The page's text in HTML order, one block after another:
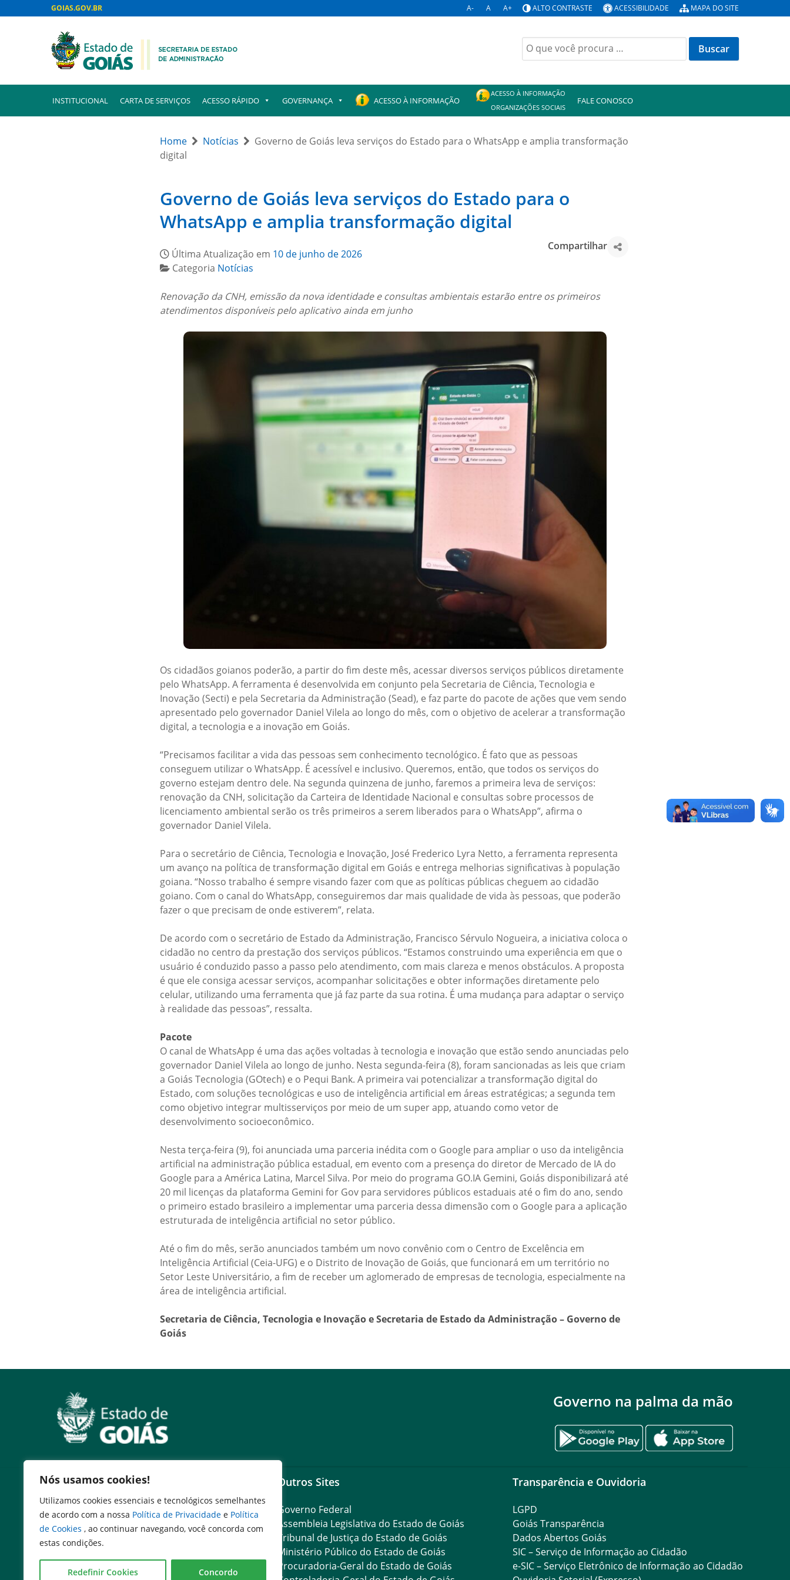
Nós usamos cookies!
Utilizamos cookies essenciais e tecnológicos semelhantes
de acordo com a nossa Política de Privacidade e Política
de Cookies , ao continuar navegando, você concorda com
estas condições.
Redefinir Cookies Concordo
GOIAS.GOV.BR A- A A+ ALTO CONTRASTE ACESSIBILIDADE MAPA DO SITE
Buscar
por:
INSTITUCIONAL CARTA DE SERVIÇOS ACESSO RÁPIDO GOVERNANÇA ACESSO À INFORMAÇÃO
ACESSO À INFORMAÇÃO
ORGANIZAÇÕES SOCIAIS
FALE CONOSCO
Home Notícias
Governo de Goiás leva serviços do Estado para o WhatsApp e amplia transformação
digital
Governo de Goiás leva serviços do Estado para o
WhatsApp e amplia transformação digital
Última Atualização em 10 de junho de 2026
Categoria Notícias
Renovação da CNH, emissão da nova identidade e consultas ambientais estarão entre os primeiros
atendimentos disponíveis pelo aplicativo ainda em junho
Os cidadãos goianos poderão, a partir do fim deste mês, acessar diversos serviços públicos diretamente
pelo WhatsApp. A ferramenta é desenvolvida em conjunto pela Secretaria de Ciência, Tecnologia e
Inovação (Secti) e pela Secretaria da Administração (Sead), e faz parte do pacote de ações que vem sendo
apresentado pelo governador Daniel Vilela ao longo do mês, com o objetivo de acelerar a transformação
digital, a tecnologia e a inovação em Goiás.
“Precisamos facilitar a vida das pessoas sem conhecimento tecnológico. É fato que as pessoas
conseguem utilizar o WhatsApp. É acessível e inclusivo. Queremos, então, que todos os serviços do
governo estejam dentro dele. Na segunda quinzena de junho, faremos a primeira leva de serviços:
renovação da CNH, solicitação da Carteira de Identidade Nacional e consultas sobre processos de
licenciamento ambiental serão os três primeiros a serem liberados para o WhatsApp”, afirma o
governador Daniel Vilela.
Para o secretário de Ciência, Tecnologia e Inovação, José Frederico Lyra Netto, a ferramenta representa
um avanço na política de transformação digital em Goiás e entrega melhorias significativas à população
goiana. “Nosso trabalho é sempre visando fazer com que as políticas públicas cheguem ao cidadão
goiano. Com o canal do WhatsApp, conseguiremos dar mais qualidade de vida às pessoas, que poderão
fazer o que precisam de onde estiverem”, relata.
De acordo com o secretário de Estado da Administração, Francisco Sérvulo Nogueira, a iniciativa coloca o
cidadão no centro da prestação dos serviços públicos. “Estamos construindo uma experiência em que o
usuário é conduzido passo a passo pelo atendimento, com mais clareza e menos obstáculos. A proposta
é que ele consiga acessar serviços, acompanhar solicitações e obter informações diretamente pelo
celular, utilizando uma ferramenta que já faz parte da sua rotina. É uma mudança para adaptar o serviço
à realidade das pessoas”, ressalta.
Pacote
O canal de WhatsApp é uma das ações voltadas à tecnologia e inovação que estão sendo anunciadas pelo
governador Daniel Vilela ao longo de junho. Nesta segunda-feira (8), foram sancionadas as leis que criam
a Goiás Tecnologia (GOtech) e o Pequi Bank. A primeira vai potencializar a transformação digital do
Estado, com soluções tecnológicas e uso de inteligência artificial em áreas estratégicas; a segunda tem
como objetivo integrar multisserviços por meio de um super app, atuando como vetor de
desenvolvimento socioeconômico.
Nesta terça-feira (9), foi anunciada uma parceria inédita com o Google para ampliar o uso da inteligência
artificial na administração pública estadual, em evento com a presença do diretor de Mercado de IA do
Google para a América Latina, Marcel Silva. Por meio do programa GO.IA Gemini, Goiás disponibilizará até
20 mil licenças da plataforma Gemini for Gov para servidores públicos estaduais até o fim do ano, sendo
o primeiro estado brasileiro a implementar uma parceria dessa dimensão com o Google para a aplicação
estruturada de inteligência artificial no setor público.
Até o fim do mês, serão anunciados também um novo convênio com o Centro de Excelência em
Inteligência Artificial (Ceia-UFG) e o Distrito de Inovação de Goiás, que funcionará em um território no
Setor Leste Universitário, a fim de receber um aglomerado de empresas de tecnologia, especialmente na
área de inteligência artificial.
Secretaria de Ciência, Tecnologia e Inovação e Secretaria de Estado da Administração – Governo de
Goiás
Compartilhar
Governo na palma da mão
Serviços
Expresso Goiás
Expresso Aplicações
Expresso Servidor
SEI Governadoria
Cadastro de Autoridades
Outros Sites
Governo Federal
Assembleia Legislativa do Estado de Goiás
Tribunal de Justiça do Estado de Goiás
Ministério Público do Estado de Goiás
Procuradoria-Geral do Estado de Goiás
Transparência e Ouvidoria
LGPD
Goiás Transparência
Dados Abertos Goiás
SIC – Serviço de Informação ao Cidadão
e-SIC – Serviço Eletrônico de Informação ao Cidadão